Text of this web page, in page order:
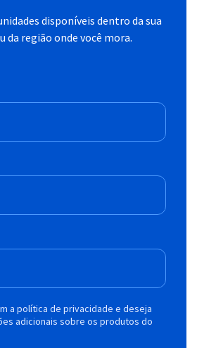
disponíveis dentro da sua
da região onde você mora.
a política de privacidade e deseja
adicionais sobre os produtos do